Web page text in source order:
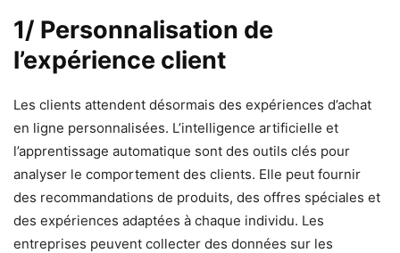
1/ Personnalisation de
l’expérience client
Les clients attendent désormais des expériences d’achat
en ligne personnalisées. L’intelligence artificielle et
l’apprentissage automatique sont des outils clés pour
analyser le comportement des clients. Elle peut fournir
des recommandations de produits, des offres spéciales et
des expériences adaptées à chaque individu. Les
entreprises peuvent collecter des données sur les